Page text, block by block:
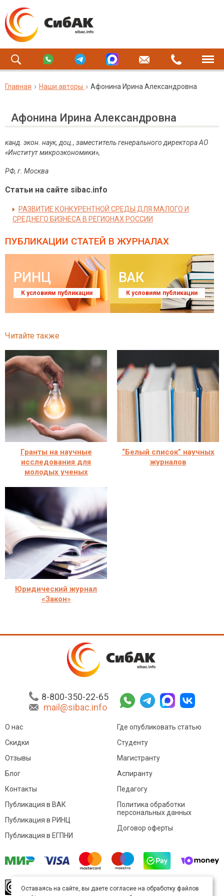
Главная Наши авторы Афонина Ирина Александровна
Афонина Ирина Александровна
канд. экон. наук, доц., заместитель генерального директора АО
«Институт микроэкономики»,
РФ, г. Москва
Статьи на сайте sibac.info
РАЗВИТИЕ КОНКУРЕНТНОЙ СРЕДЫ ДЛЯ МАЛОГО И
СРЕДНЕГО БИЗНЕСА В РЕГИОНАХ РОССИИ
ПУБЛИКАЦИИ СТАТЕЙ В ЖУРНАЛАХ
РИНЦ
К условиям публикации
ВАК
К условиям публикации
Читайте также
Гранты на научные
исследования для
молодых ученых
“Белый список” научных
журналов
Юридический журнал
«Закон»
8-800-350-22-65
mail@sibac.info
О нас
Скидки
Отзывы
Блог
Контакты
Где опубликовать статью
Студенту
Магистранту
Аспиранту
Педагогу
Публикация в ВАК
Публикация в РИНЦ
Публикация в ЕГПНИ
Политика обработки
персональных данных
Договор оферты
произведение доступно полицензии Creative
Оставаясь на сайте, вы даете согласие на обработку файлов